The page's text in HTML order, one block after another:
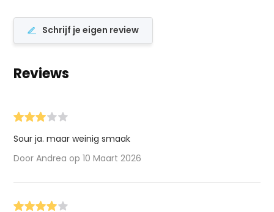
Schrijf je eigen review
Reviews
Sour ja. maar weinig smaak
Door Andrea op 10 Maart 2026